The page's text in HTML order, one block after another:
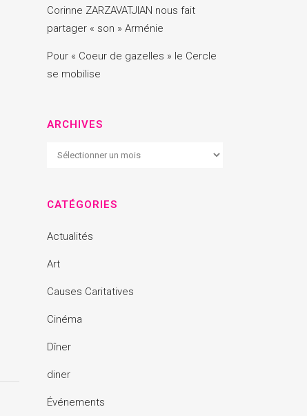
Corinne ZARZAVATJIAN nous fait
partager « son » Arménie
Pour « Coeur de gazelles » le Cercle
se mobilise
ARCHIVES
Archives
CATÉGORIES
Actualités
Art
Causes Caritatives
Cinéma
Dîner
diner
Événements